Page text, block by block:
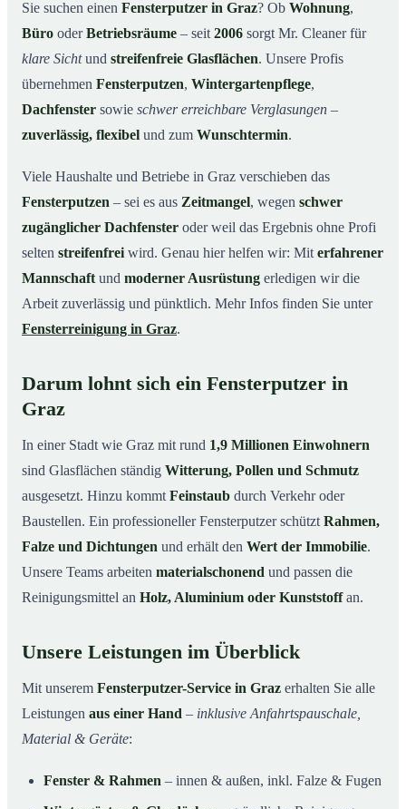
03Unsere Leistungen im Überblick
04Warum Mr. Cleaner in Graz?
05So funktioniert's
07Jetzt kostenfreies Angebot einholen
Einsatz
Sie suchen einen Fensterputzer in Graz? Ob Wohnung,
Büro oderBetriebsräume – seit 2006 sorgt Mr. Cleaner für
klare Sichtund streifenfreie Glasflächen. Unsere Profis
übernehmen Fensterputzen, Wintergartenpflege,
Dachfenster sowie schwer erreichbare Verglasungen –
zuverlässig, flexibel und zum Wunschtermin.
Viele Haushalte und Betriebe in Graz verschieben das
Fensterputzen – sei es aus Zeitmangel, wegen schwer
zugänglicher Dachfenster oder weil das Ergebnis ohne Profi
selten streifenfrei wird. Genau hier helfen wir: Mit erfahrener
Mannschaft und moderner Ausrüstung erledigen wir die
Arbeit zuverlässig und pünktlich. Mehr Infos finden Sie unter
Fensterreinigung in Graz.
Darum lohnt sich ein Fensterputzer in
Graz
In einer Stadt wie Graz mit rund 1,9 Millionen Einwohnern
sind Glasflächen ständig Witterung, Pollen und Schmutz
ausgesetzt. Hinzu kommt Feinstaub durch Verkehr oder
Baustellen. Ein professioneller Fensterputzer schützt Rahmen,
Falze und Dichtungen und erhält den Wert der Immobilie.
Unsere Teams arbeiten materialschonend und passen die
Reinigungsmittel an Holz, Aluminium oder Kunststoffan.
Unsere Leistungen im Überblick
Mit unserem Fensterputzer-Service in Graz erhalten Sie alle
Leistungen aus einer Hand – inklusive Anfahrtspauschale,
Material & Geräte:
Fenster & Rahmen – innen & außen, inkl. Falze & Fugen